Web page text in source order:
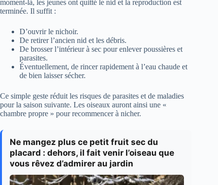
moment-là, les jeunes ont quitté le nid et la reproduction est
terminée. Il suffit :
D’ouvrir le nichoir.
De retirer l’ancien nid et les débris.
De brosser l’intérieur à sec pour enlever poussières et
parasites.
Éventuellement, de rincer rapidement à l’eau chaude et
de bien laisser sécher.
Ce simple geste réduit les risques de parasites et de maladies
pour la saison suivante. Les oiseaux auront ainsi une «
chambre propre » pour recommencer à nicher.
Ne mangez plus ce petit fruit sec du
placard : dehors, il fait venir l’oiseau que
vous rêvez d’admirer au jardin